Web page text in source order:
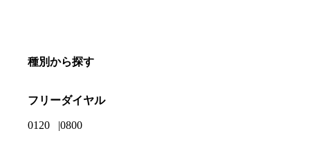
種別から探す
フリーダイヤル
0120 0800